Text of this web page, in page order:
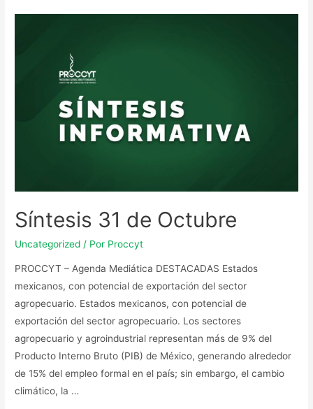
Síntesis 31 de Octubre
Uncategorized / Por Proccyt
PROCCYT – Agenda Mediática DESTACADAS Estados
mexicanos, con potencial de exportación del sector
agropecuario. Estados mexicanos, con potencial de
exportación del sector agropecuario. Los sectores
agropecuario y agroindustrial representan más de 9% del
Producto Interno Bruto (PIB) de México, generando alrededor
de 15% del empleo formal en el país; sin embargo, el cambio
climático, la …